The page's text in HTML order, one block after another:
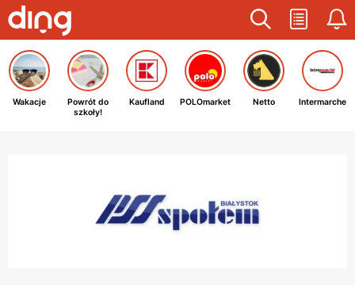
Wakacje
Powrót do
szkoły!
Kaufland POLOmarket Netto Intermarche